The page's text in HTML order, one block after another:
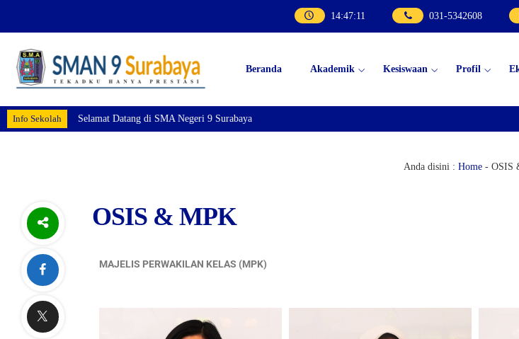
14:47:12 031-5342608
Beranda Akademik Kesiswaan Profil
Info Sekolah Selamat Datang di SMA Negeri 9 Surabaya
Anda disini : Home - OSIS
OSIS & MPK
MAJELIS PERWAKILAN KELAS (MPK)